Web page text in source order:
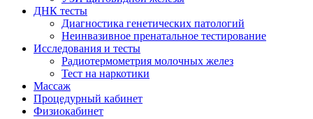
ДНК тесты
Диагностика генетических патологий
Неинвазивное пренатальное тестирование
Исследования и тесты
Радиотермометрия молочных желез
Тест на наркотики
Массаж
Процедурный кабинет
Физиокабинет